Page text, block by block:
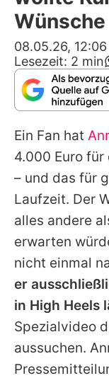
Alle
Wünsche
08.05.26, 12:06
Lesezeit: 2 min
Ein Fan hat
4.000 Euro
– und das für
Laufzeit. Der
alles andere
erwarten
nicht einmal
er
in High Heels
Spezialvideo
aussuchen.